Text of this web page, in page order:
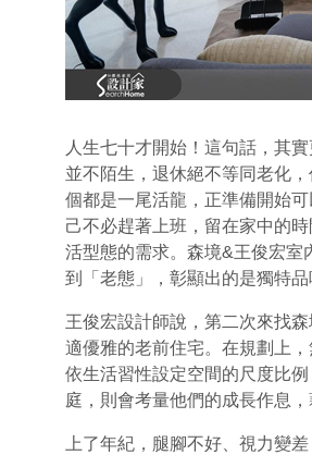
人生七十才開始！這句話，其
並不陌生，退休絕不等同老化
個都是一尾活龍，正準備開始
己不必趕著上班，留在家中的
活型態的需求。森境&王俊宏室
到「老態」，彰顯出的是獨特品
王俊宏設計師說，第二次來找
適優雅的老前住宅。在規劃上
依生活習性設定空間的尺度比
庭，則會考量他們的成長作息
上了年紀，腿腳不好、視力變